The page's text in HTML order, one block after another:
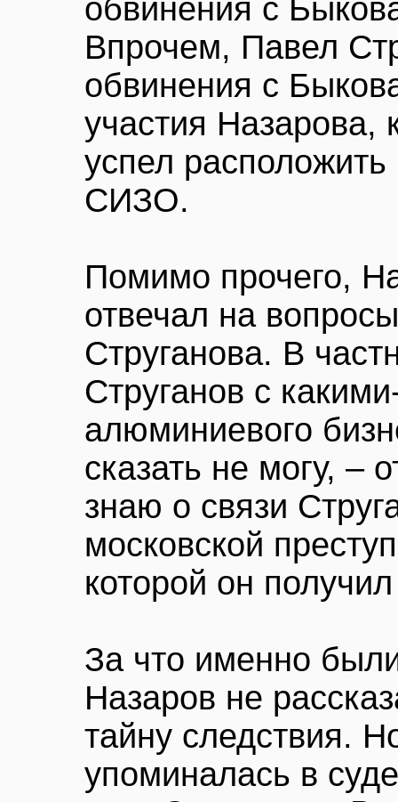
обвинения с
Впрочем, Павел
обвинения с
участия Назарова,
успел
СИЗО.
Помимо прочего,
отвечал на
Струганова. В
Струганов с
алюминиевого
сказать не могу, –
знаю о связи
московской
которой он
За что именно
Назаров не
тайну следствия.
упоминалась в